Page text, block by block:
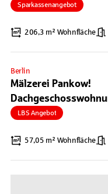
Sparkassenangebot
206,3 m² Wohnfläche
Berlin
Mälzerei Pankow!
verkaufen!
LBS Angebot
57,05 m² Wohnfläche